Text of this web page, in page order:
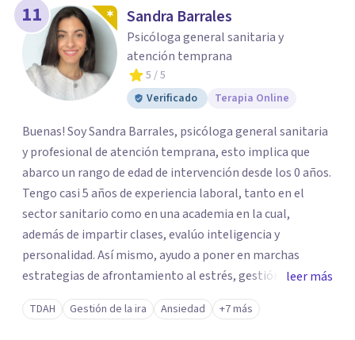
11 Sandra Barrales
Psicóloga general sanitaria y
atención temprana
5 / 5
Verificado
Terapia Online
Buenas! Soy Sandra Barrales, psicóloga general sanitaria
y profesional de atención temprana, esto implica que
abarco un rango de edad de intervención desde los 0 años.
Tengo casi 5 años de experiencia laboral, tanto en el
sector sanitario como en una academia en la cual,
además de impartir clases, evalúo inteligencia y
personalidad. Así mismo, ayudo a poner en marchas
estrategias de afrontamiento al estrés, gestión de la
frustración, manejo de la ansiedad, desarrollo de
habilidades sociales y de comunicación, así como
leer más
TDAH Gestión de la ira Ansiedad +7 más